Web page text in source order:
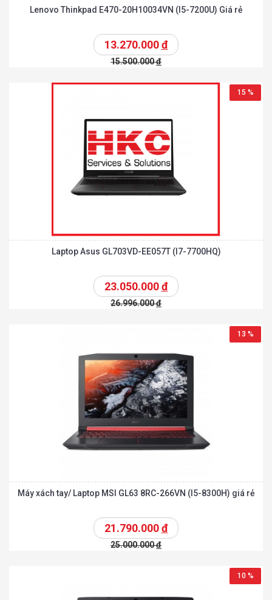
Lenovo Thinkpad E470-20H10034VN (I5-7200U) Giá rẻ
13.270.000đ
15.500.000đ
15 %
Laptop Asus GL703VD-EE057T (I7-7700HQ)
23.050.000đ
26.996.000đ
13 %
Máy xách tay/ Laptop MSI GL63 8RC-266VN (I5-8300H) giá rẻ
21.790.000đ
25.000.000đ
10 %